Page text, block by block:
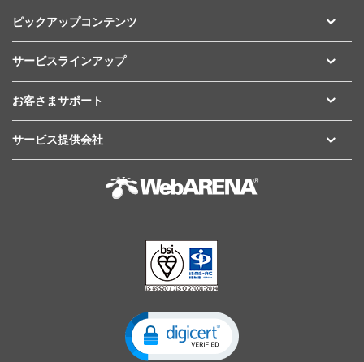
ピックアップコンテンツ
サービスラインアップ
お客さまサポート
サービス提供会社